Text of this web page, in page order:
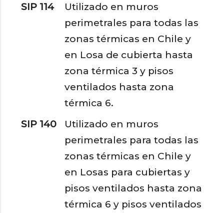
SIP 114
Utilizado en muros
perimetrales para todas las
zonas térmicas en Chile y
en Losa de cubierta hasta
zona térmica 3 y pisos
ventilados hasta zona
térmica 6.
SIP 140
Utilizado en muros
perimetrales para todas las
zonas térmicas en Chile y
en Losas para cubiertas y
pisos ventilados hasta zona
térmica 6 y pisos ventilados